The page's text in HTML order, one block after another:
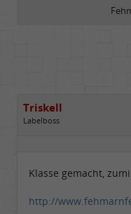
Triskell
Labelboss
Dabei seit:
04 / 2006
Klasse gemacht,
http://